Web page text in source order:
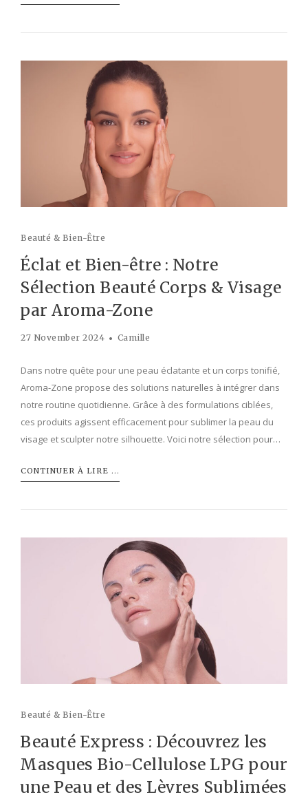
Beauté & Bien-Être
Éclat et Bien-être : Notre
Sélection Beauté Corps & Visage
par Aroma-Zone
27 November 2024 Camille
Dans notre quête pour une peau éclatante et un corps tonifié,
Aroma-Zone propose des solutions naturelles à intégrer dans
notre routine quotidienne. Grâce à des formulations ciblées,
ces produits agissent efficacement pour sublimer la peau du
visage et sculpter notre silhouette. Voici notre sélection pour…
CONTINUER À LIRE ...
Beauté & Bien-Être
Beauté Express : Découvrez les
Masques Bio-Cellulose LPG pour
une Peau et des Lèvres Sublimées